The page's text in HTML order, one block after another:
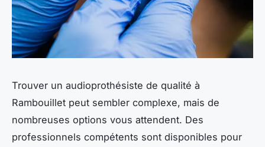
Trouver un audioprothésiste de qualité à
Rambouillet peut sembler complexe, mais de
nombreuses options vous attendent. Des
professionnels compétents sont disponibles pour